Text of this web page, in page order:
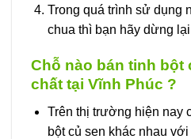
Trong quá trình sử dụng
chua thì bạn hãy dừng
Chỗ nào bán tinh bột
chất tại Vĩnh Phúc ?
Trên thị trường hiện nay
bột củ sen khác nhau